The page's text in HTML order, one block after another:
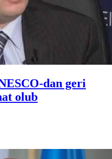
dan geri
olub